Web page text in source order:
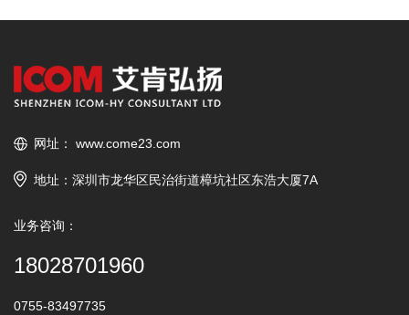
网址： www.come23.com
地址：深圳市龙华区民治街道樟坑社区东浩大厦7A
业务咨询：
18028701960
0755-83497735